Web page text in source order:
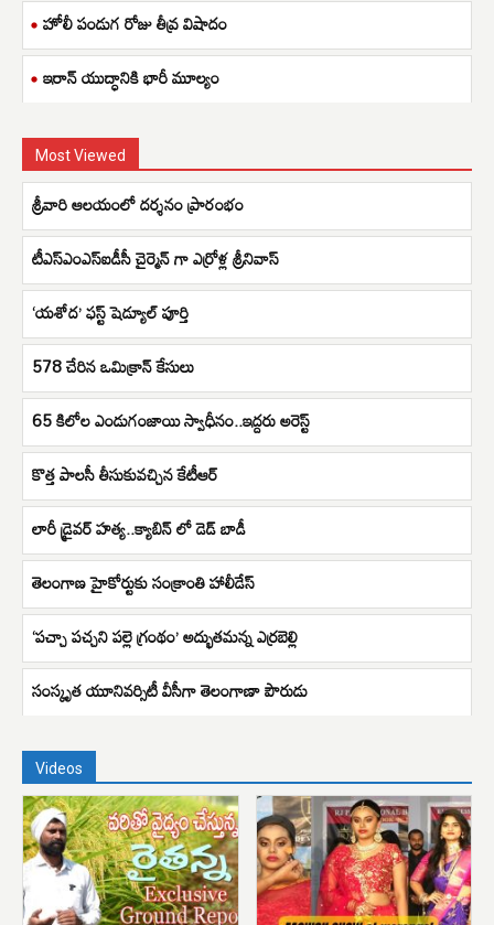
హోలీ పండుగ రోజు తీవ్ర విషాదం
ఇరాన్ యుద్ధానికి భారీ మూల్యం
Most Viewed
శ్రీ‌వారి ఆల‌యంలో ద‌ర్శ‌నం ప్రారంభం
టీఎస్ఎంఎస్ఐడీసీ చైర్మెన్ గా ఎర్రోళ్ల శ్రీనివాస్
‘యశోద’ ఫస్ట్ షెడ్యూల్ పూర్తి
578 చేరిన ఒమిక్రాన్ కేసులు
65 కిలోల ఎండుగంజాయి స్వాధీనం..ఇద్దరు అరెస్ట్
కొత్త పాలసీ తీసుకువచ్చిన కేటీఆర్
లారీ డ్రైవర్ హత్య..క్యాబిన్ లో డెడ్ బాడీ
తెలంగాణ హైకోర్టుకు సంక్రాంతి హాలీడేస్
‘పచ్చా ప‌చ్చ‌ని ప‌ల్లె గ్రంథం’ అద్భుతమన్న ఎర్రబెల్లి
సంస్కృత యూనివర్సిటీ వీసీగా తెలంగాణా పౌరుడు
Videos